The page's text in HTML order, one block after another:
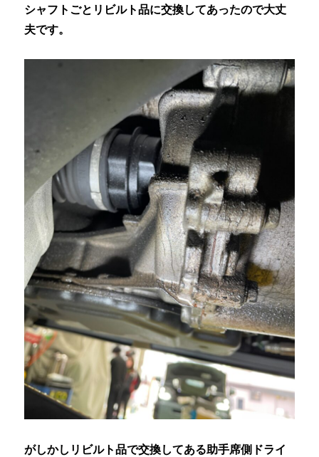
シャフトごとリビルト品に交換してあったので大丈
夫です。
がしかしリビルト品で交換してある助手席側ドライ